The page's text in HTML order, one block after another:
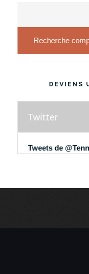
Recherche
DEVIENS
Twitter
Tweets de